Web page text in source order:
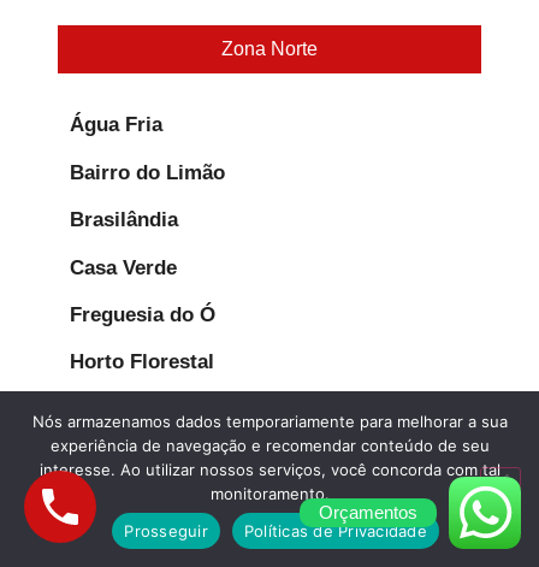
Zona Norte
Água Fria
Bairro do Limão
Brasilândia
Casa Verde
Freguesia do Ó
Horto Florestal
Jaçanã
Jardim Peri Peri
José Bonifácio
Orçamentos
Nós armazenamos dados temporariamente para melhorar a sua
experiência de navegação e recomendar conteúdo de seu
interesse. Ao utilizar nossos serviços, você concorda com tal
monitoramento.
Prosseguir
Políticas de Privacidade